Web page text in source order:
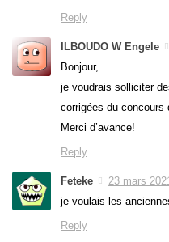
Reply
ILBOUDO W Engele
Bonjour,
je voudrais solliciter
corrigées du concours
Merci d’avance!
Reply
Feteke
23 mars
je voulais les
Reply